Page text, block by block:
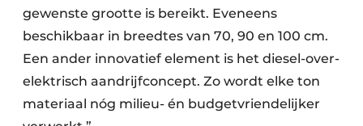
gewenste grootte is bereikt. Eveneens
beschikbaar in breedtes van 70, 90 en 100 cm.
Een ander innovatief element is het diesel-over-
elektrisch aandrijfconcept. Zo wordt elke ton
materiaal nóg milieu- én budgetvriendelijker